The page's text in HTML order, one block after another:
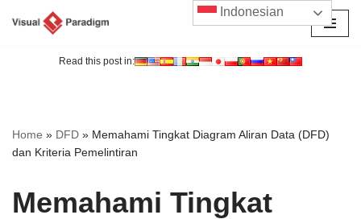
Read this post in:
Home » DFD » Memahami Tingkat Diagram Aliran Data (DFD)
dan Kriteria Pemelintiran
Memahami Tingkat
Indonesian